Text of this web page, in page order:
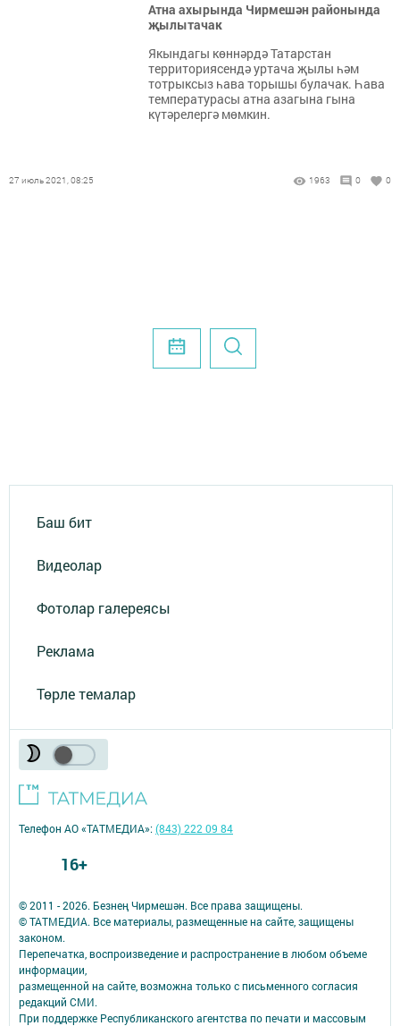
Атна ахырында Чирмешән районында
җылытачак
Якындагы көннәрдә Татарстан
территориясендә уртача җылы һәм
тотрыксыз һава торышы булачак. Һава
температурасы атна азагына гына
күтәрелергә мөмкин.
27 июль 2021, 08:25 1963 0 0
Баш бит
Видеолар
Фотолар галереясы
Реклама
Төрле темалар
© 2011 - 2026. Безнең Чирмешән. Все права защищены.
© ТАТМЕДИА. Все материалы, размещенные на сайте, защищены
законом.
Перепечатка, воспроизведение и распространение в любом объеме
информации,
размещенной на сайте, возможна только с письменного согласия
редакций СМИ.
При поддержке Республиканского агентства по печати и массовым
Телефон АО «ТАТМЕДИА»:(843) 222 09 84
16+